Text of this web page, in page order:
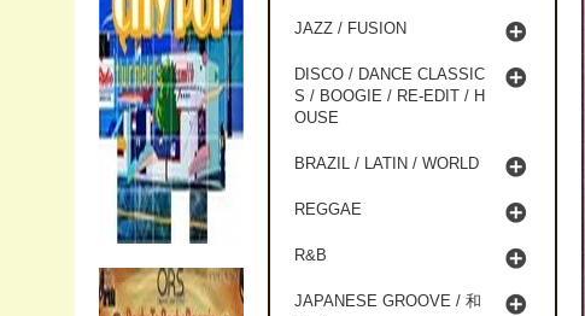
JAZZ / FUSION
DISCO / DANCE CLASSIC
S / BOOGIE / RE-EDIT / H
OUSE
BRAZIL / LATIN / WORLD
REGGAE
R&B
JAPANESE GROOVE / 和